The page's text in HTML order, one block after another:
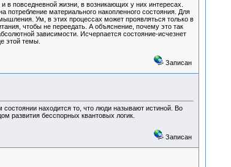
в повседневной жизни, в возникающих у них интересах.
потребление материального накопленного состояния. Для
Ум, в этих процессах может проявляться только в
чтобы не переедать. А объяснение, почему это так
зависимости. Исчерпается состояние-исчезнет
этой темы.
Записан
находится то, что люди называют истиной. Во
развития бесспорных квантовых логик.
Записан